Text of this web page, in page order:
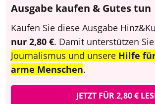
Ausgabe kaufen & Gutes tun
Kaufen Sie diese Ausgabe
nur 2,80 €. Damit unterstützen Sie
Journalismus und unsere Hilfe
arme Menschen.
JETZT FÜR 2,80 €